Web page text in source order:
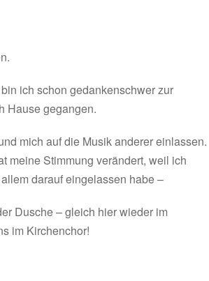
ich schon gedankenschwer zur
Hause gegangen.
mich auf die Musik anderer einlassen.
meine Stimmung verändert, weil ich
darauf eingelassen habe –
Dusche – gleich hier wieder im
im Kirchenchor!